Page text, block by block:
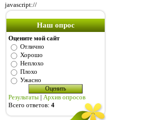
javascript://
Наш опрос
Оцените мой сайт
Отлично
Хорошо
Неплохо
Плохо
Ужасно
Результаты | Архив опросов
Всего ответов: 4